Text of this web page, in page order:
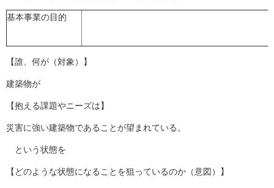
基本事業の目的
【誰、何が（対象）】
建築物が
【抱える課題やニーズは】
災害に強い建築物であることが望まれている。
という状態を
【どのような状態になることを狙っているのか（意図）】